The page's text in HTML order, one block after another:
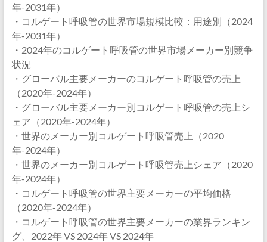
年-2031年）
・コルゲート呼吸管の世界市場規模比較：用途別（2024
年-2031年）
・2024年のコルゲート呼吸管の世界市場メーカー別競争
状況
・グローバル主要メーカーのコルゲート呼吸管の売上
（2020年-2024年）
・グローバル主要メーカー別コルゲート呼吸管の売上シ
ェア（2020年-2024年）
・世界のメーカー別コルゲート呼吸管売上（2020
年-2024年）
・世界のメーカー別コルゲート呼吸管売上シェア（2020
年-2024年）
・コルゲート呼吸管の世界主要メーカーの平均価格
（2020年-2024年）
・コルゲート呼吸管の世界主要メーカーの業界ランキン
グ、2022年 VS 2024年 VS 2024年